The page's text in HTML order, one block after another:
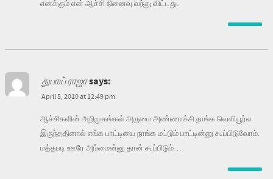
எனக்கும் என் ஆச்சி நினைவு வந்து விட்டது.
துபாய் ராஜாsays:
April 5, 2010 at 12:49 pm
ஆச்சிகளின் அறிமுகங்கள் அருமை அண்ணாச்சி.நாங்க வெளியூர்ல
இருந்ததினால் எங்க பாட்டியை நாங்க மட்டும் பாட்டின்னு கூப்பிடுவோம்.
மத்தபடி ஊரே அம்மைன்னு தான் கூப்பிடும்…